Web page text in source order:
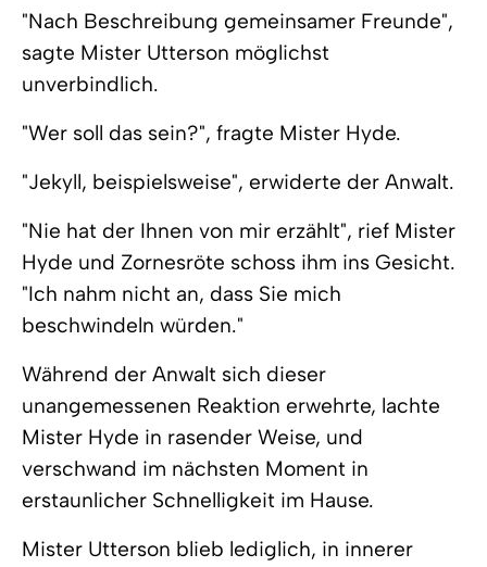
"Nach Beschreibung gemeinsamer Freunde",
sagte Mister Utterson möglichst
unverbindlich.
"Wer soll das sein?", fragte Mister Hyde.
"Jekyll, beispielsweise", erwiderte der Anwalt.
"Nie hat der Ihnen von mir erzählt", rief Mister
Hyde und Zornesröte schoss ihm ins Gesicht.
"Ich nahm nicht an, dass Sie mich
beschwindeln würden."
Während der Anwalt sich dieser
unangemessenen Reaktion erwehrte, lachte
Mister Hyde in rasender Weise, und
verschwand im nächsten Moment in
erstaunlicher Schnelligkeit im Hause.
Mister Utterson blieb lediglich, in innerer